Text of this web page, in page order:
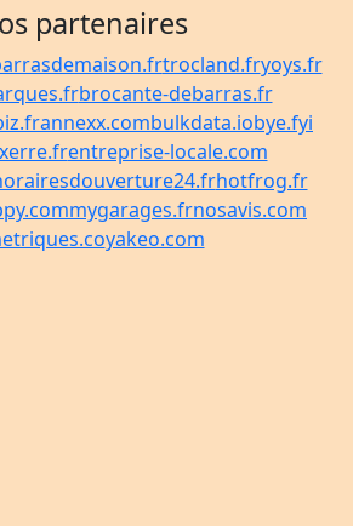
partenaires
trocland.fryoys.fr
brocante-debarras.fr
annexx.combulkdata.iobye.fyi
entreprise-locale.com
hotfrog.fr
mygarages.frnosavis.com
yakeo.com